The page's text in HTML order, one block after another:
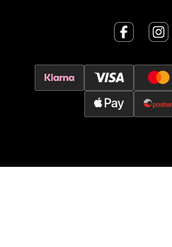
Kristiansand - Thon
Sørlandssenteret